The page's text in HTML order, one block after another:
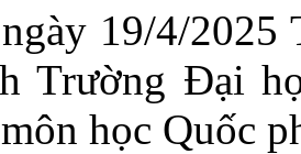
19/4/
Trường Đại
học Quốc